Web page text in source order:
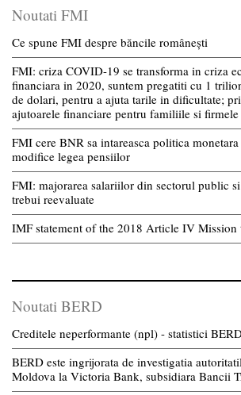
Noutati FMI
Ce spune FMI despre băncile românești
FMI: criza COVID-19 se transforma in criza
financiara in 2020, suntem pregatiti cu 1
de dolari, pentru a ajuta tarile in dificultate;
ajutoarele financiare pentru familiile si
FMI cere BNR sa intareasca politica
modifice legea pensiilor
FMI: majorarea salariilor din sectorul public
trebui reevaluate
IMF statement of the 2018 Article IV Mission
Noutati BERD
Creditele neperformante (npl) - statistici
BERD este ingrijorata de investigatia
Moldova la Victoria Bank, subsidiara Bancii